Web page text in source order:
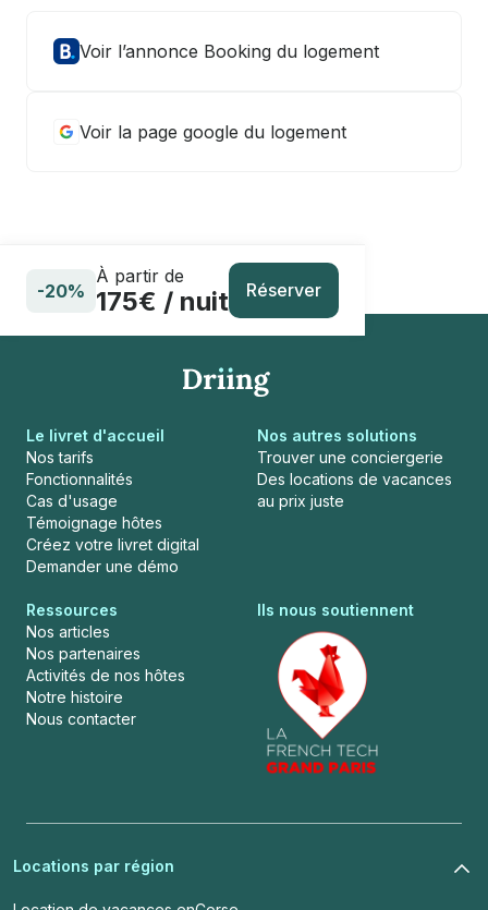
Voir l’annonce Booking du logement
Voir la page google du logement
-20%
À partir de
175€ / nuit Réserver
Le livret d'accueil
Nos tarifs
Fonctionnalités
Cas d'usage
Témoignage hôtes
Créez votre livret digital
Demander une démo
Nos autres solutions
Trouver une conciergerie
Des locations de vacances
au prix juste
Ressources
Nos articles
Nos partenaires
Activités de nos hôtes
Notre histoire
Nous contacter
Ils nous soutiennent
Locations par région